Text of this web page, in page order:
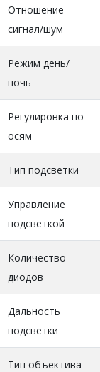
Отношение
сигнал/шум
Режим день/
ночь
Регулировка по
осям
Тип подсветки
Управление
подсветкой
Количество
диодов
Дальность
подсветки
Тип объектива